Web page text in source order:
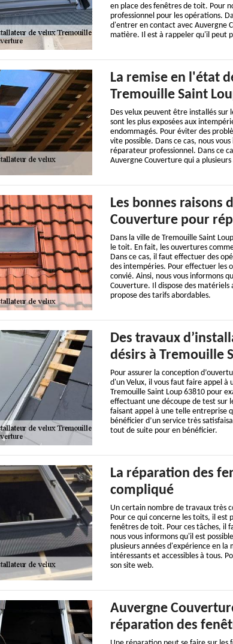
en place des fenêtres de toit. Pour
professionnel pour les opérations.
d'entrer en contact avec Auvergne
matière. Il est à rappeler qu'il peut
La remise en l'état
Tremouille Saint
Des velux peuvent être installés
sont les plus exposées aux
endommagés. Pour éviter des
vite possible. Dans ce cas, nous
réparateur professionnel. Dans ce
Auvergne Couverture qui a
Les bonnes raisons
Couverture pour
Dans la ville de Tremouille Saint
le toit. En fait, les ouvertures
Dans ce cas, il faut effectuer des
des intempéries. Pour effectuer les
convié. Ainsi, nous vous informons
Couverture. Il dispose des matériels
propose des tarifs abordables.
Des travaux
désirs à Tremouille
Pour assurer la conception
d'un Velux, il vous faut faire appel à
Tremouille Saint Loup 63810 pour
effectuant une découpe de test sur
faisant appel à une telle entreprise
bénéficier d’un service très
tout de suite pour en bénéficier.
La réparation des
compliqué
Un certain nombre de travaux très
Pour ce qui concerne les toits, il est
fenêtres de toit. Pour ces tâches, il
nous vous informons qu'il est
plusieurs années d'expérience en
intéressants et accessibles à tous.
son site web.
Auvergne
réparation des